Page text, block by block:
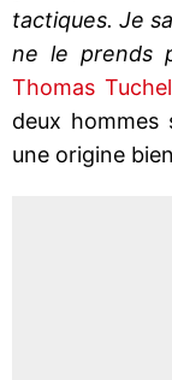
tactiques. Je
ne le prends
Thomas Tuchel
deux hommes
une origine